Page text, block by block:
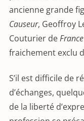
ancienne grande
Causeur, Geoffroy
Couturier de
fraichement exclu
S’il est difficile de
d’échanges,
de la liberté